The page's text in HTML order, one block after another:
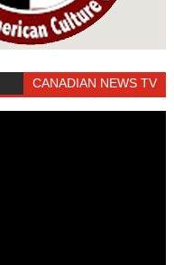
CANADIAN NEWS TV